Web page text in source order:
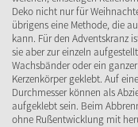
Deko nicht nur für
übrigens eine Methode, die
kann. Für den Adventskranz
sie aber zur einzeln
Wachsbänder oder ein
Kerzenkörper geklebt. Auf
Durchmesser können als
aufgeklebt sein. Beim
ohne Rußentwicklung mit